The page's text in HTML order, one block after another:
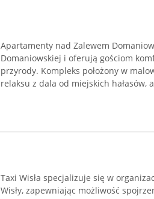
Apartamenty nad Zalewem
Domaniowskiej i oferują gościom
przyrody. Kompleks położony w
relaksu z dala od miejskich hałasów,
Taxi Wisła specjalizuje się w
Wisły, zapewniając możliwość